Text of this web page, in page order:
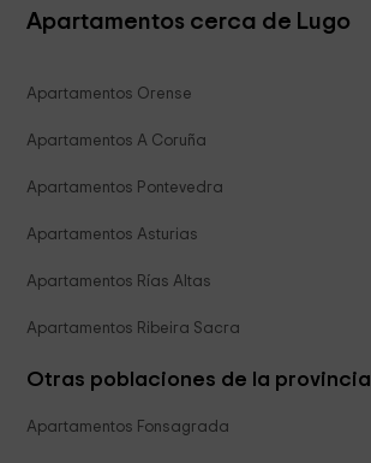
Apartamentos cerca de Lugo
Apartamentos Orense
Apartamentos A Coruña
Apartamentos Pontevedra
Apartamentos Asturias
Apartamentos Rías Altas
Apartamentos Ribeira Sacra
Otras poblaciones de la provincia
Apartamentos Fonsagrada